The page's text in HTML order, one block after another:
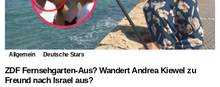
Allgemein Deutsche Stars
ZDF Fernsehgarten-Aus? Wandert Andrea Kiewel zu
Freund nach Israel aus?